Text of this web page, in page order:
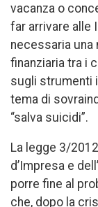
vacanza o
far arrivare alle
necessaria una
finanziaria tra i
sugli strumenti
tema di
“salva suicidi”.
La legge 3/
d’Impresa e
porre fine al
che, dopo la